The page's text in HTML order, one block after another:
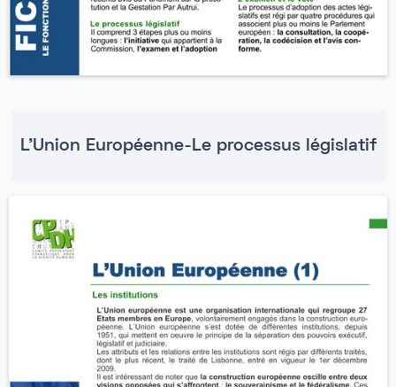
L'Union Européenne-Le processus législatif